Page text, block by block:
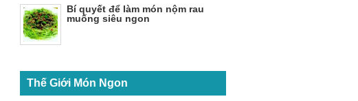
Bí quyết để làm món nộm rau
muống siêu ngon
Thế Giới Món Ngon